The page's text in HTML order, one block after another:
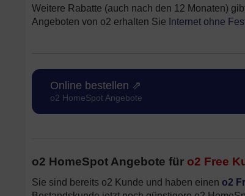
Weitere Rabatte (auch nach den 12 Monaten)
Angeboten von o2 erhalten Sie Internet ohne
Online bestellen ⇗
o2 HomeSpot Angebote
o2 HomeSpot Angebote für o2 Free
Sie sind bereits o2 Kunde und haben einen o2